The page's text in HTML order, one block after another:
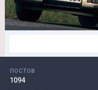
ПОСТОВ
1094